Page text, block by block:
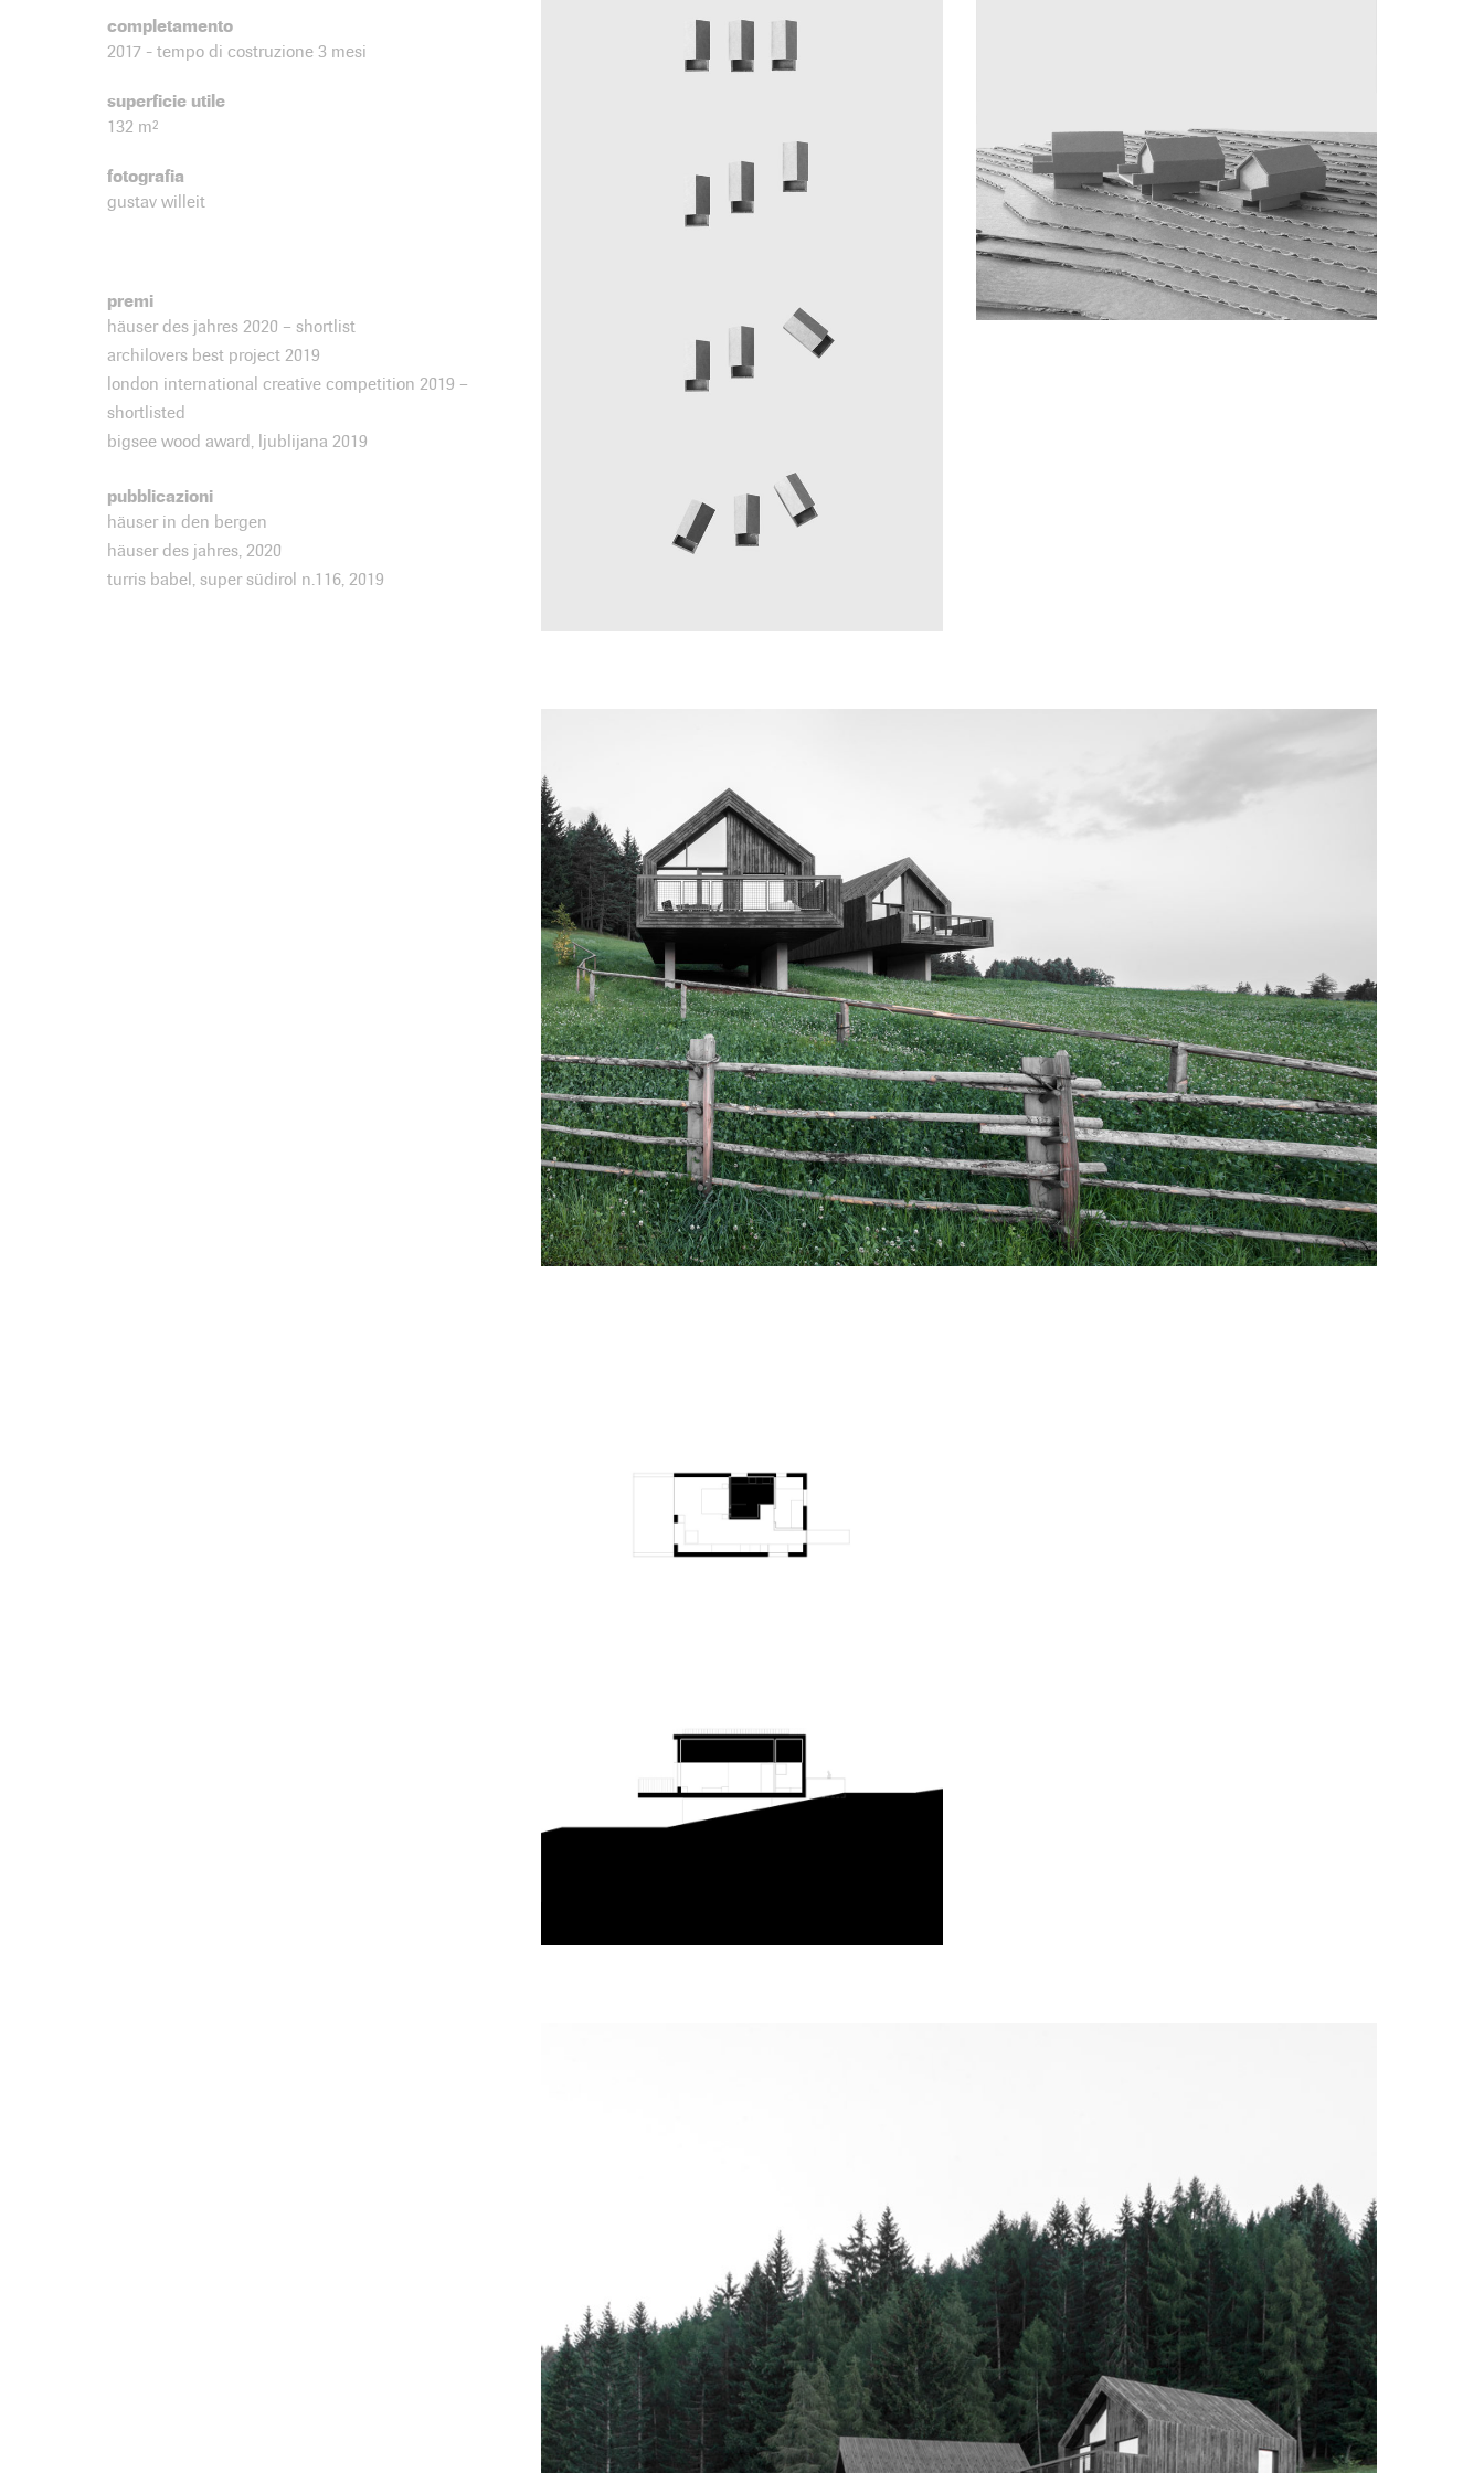
completamento
2017 - tempo di costruzione 3 mesi
superficie utile
132 m²
fotografia
gustav willeit
premi
häuser des jahres 2020 – shortlist
archilovers best project 2019
london international creative competition 2019 –
shortlisted
bigsee wood award, ljublijana 2019
pubblicazioni
häuser in den bergen
häuser des jahres, 2020
turris babel, super südirol n.116, 2019